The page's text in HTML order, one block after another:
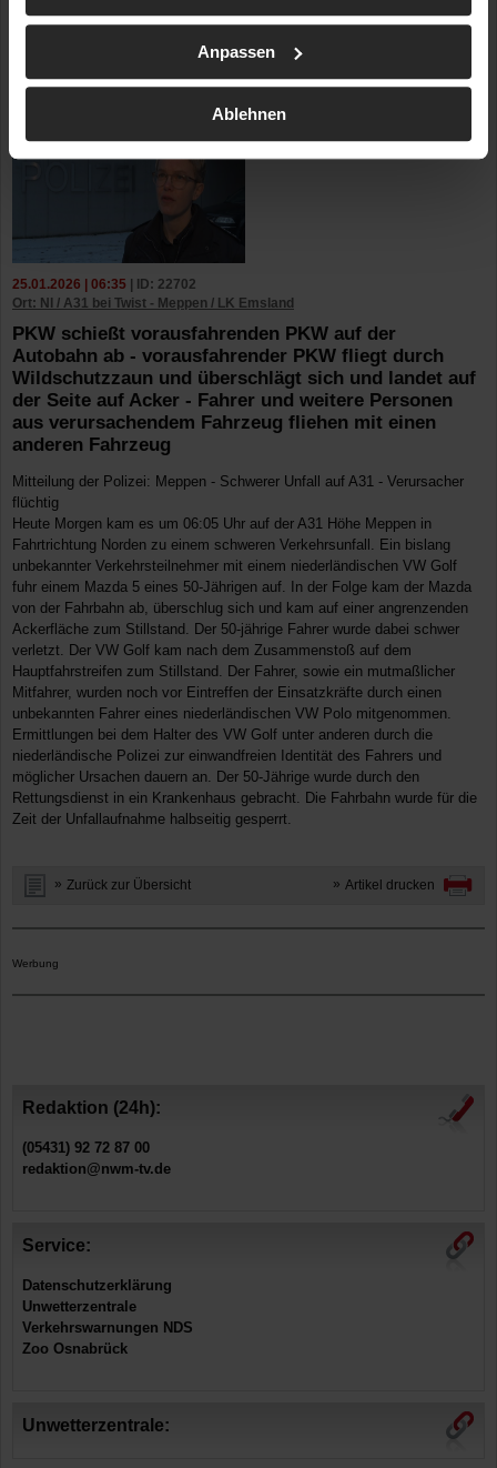
Anpassen
Ablehnen
25.01.2026 | 06:35 | ID: 22702
Ort: NI / A31 bei Twist - Meppen / LK Emsland
PKW schießt vorausfahrenden PKW auf der
Autobahn ab - vorausfahrender PKW fliegt durch
Wildschutzzaun und überschlägt sich und landet auf
der Seite auf Acker - Fahrer und weitere Personen
aus verursachendem Fahrzeug fliehen mit einen
anderen Fahrzeug
Mitteilung der Polizei: Meppen - Schwerer Unfall auf A31 - Verursacher
flüchtig
Heute Morgen kam es um 06:05 Uhr auf der A31 Höhe Meppen in
Fahrtrichtung Norden zu einem schweren Verkehrsunfall. Ein bislang
unbekannter Verkehrsteilnehmer mit einem niederländischen VW Golf
fuhr einem Mazda 5 eines 50-Jährigen auf. In der Folge kam der Mazda
von der Fahrbahn ab, überschlug sich und kam auf einer angrenzenden
Ackerfläche zum Stillstand. Der 50-jährige Fahrer wurde dabei schwer
verletzt. Der VW Golf kam nach dem Zusammenstoß auf dem
Hauptfahrstreifen zum Stillstand. Der Fahrer, sowie ein mutmaßlicher
Mitfahrer, wurden noch vor Eintreffen der Einsatzkräfte durch einen
unbekannten Fahrer eines niederländischen VW Polo mitgenommen.
Ermittlungen bei dem Halter des VW Golf unter anderen durch die
niederländische Polizei zur einwandfreien Identität des Fahrers und
möglicher Ursachen dauern an. Der 50-Jährige wurde durch den
Rettungsdienst in ein Krankenhaus gebracht. Die Fahrbahn wurde für die
Zeit der Unfallaufnahme halbseitig gesperrt.
Zurück zur Übersicht Artikel drucken
Werbung
Redaktion (24h):
(05431) 92 72 87 00
redaktion@nwm-tv.de
Service:
Datenschutzerklärung
Unwetterzentrale
Verkehrswarnungen NDS
Zoo Osnabrück
Unwetterzentrale: